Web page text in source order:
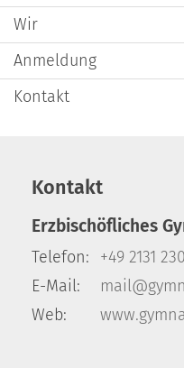
Wir
Anmeldung
Kontakt
Kontakt
Erzbischöfliches
Telefon:
+49 2131
E-Mail:
Web: